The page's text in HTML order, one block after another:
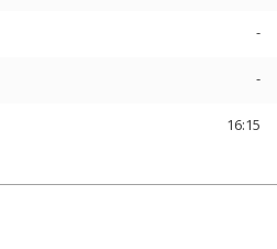
-
-
16:15